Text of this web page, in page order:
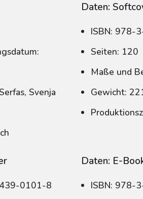
Svenja
Daten:
ISBN: 978-
Seiten: 120
Maße und
Gewicht:
0101-8
Daten: E-
ISBN: 978-